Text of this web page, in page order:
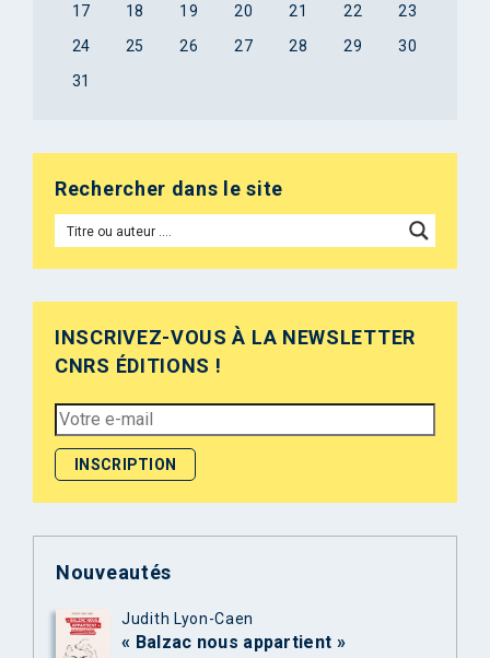
17
18 19 20 21 22
23
24
25 26 27 28 29
30
31
Rechercher dans le site
INSCRIVEZ-VOUS À LA NEWSLETTER
CNRS ÉDITIONS !
Nouveautés
Judith Lyon-Caen
« Balzac nous appartient »